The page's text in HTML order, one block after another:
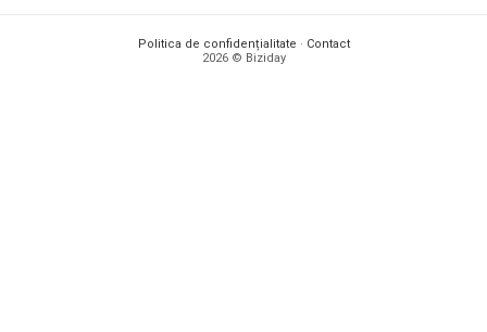
Politica de confidențialitate · Contact
2026 © Biziday